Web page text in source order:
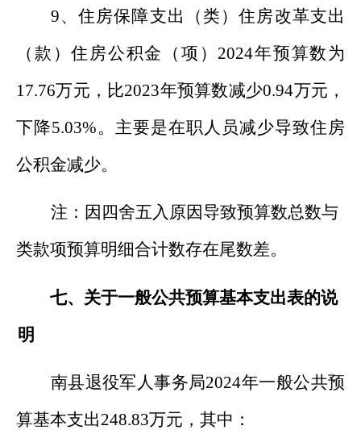
9、 住房保障支出（类）住房改革支出
（款）住房公积金（项） 2024年预算数为
17.76万元，比2023年预算数减少0.94万元，
下降5.03%。主要是在职人员减少导致住房
公积金减少。
注：因四舍五入原因导致预算数总数与
类款项预算明细合计数存在尾数差。
七、关于一般公共预算基本支出表的说
明
南县退役军人事务局2024年一般公共预
算基本支出248.83万元，其中：